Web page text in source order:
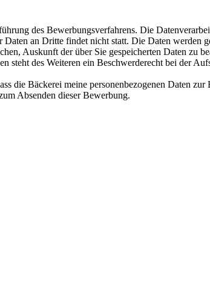
des Bewerbungsverfahrens. Die
an Dritte findet nicht statt. Die Daten
Auskunft der über Sie gespeicherten Daten zu
steht des Weiteren ein Beschwerderecht bei der
die Bäckerei meine personenbezogenen Daten
Absenden dieser Bewerbung.